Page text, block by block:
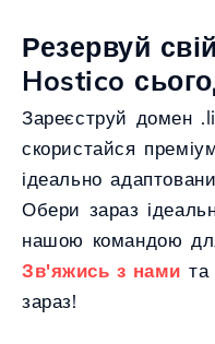
Резервуй
Hostico
Зареєструй домен
скористайся
ідеально
Обери зараз
нашою командою
Зв'яжись з нами та
зараз!